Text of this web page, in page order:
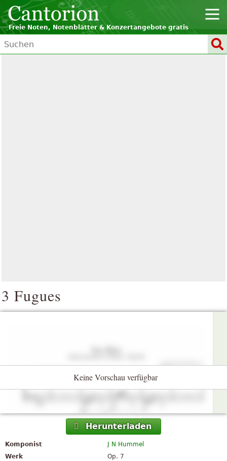
Freie Noten, Notenblätter & Konzertangebote gratis
3 Fugues
Keine Vorschau verfügbar
Herunterladen
Komponist
J N Hummel
Werk
Op. 7